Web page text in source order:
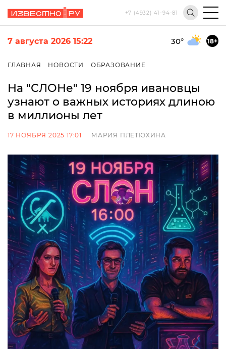
+7 (4932) 41-94-81
7 августа 2026 15:22 30° 18+
ГЛАВНАЯ НОВОСТИ ОБРАЗОВАНИЕ
На "СЛОНе" 19 ноября ивановцы
узнают о важных историях длиною
в миллионы лет
17 НОЯБРЯ 2025 17:01 МАРИЯ ПЛЕТЮХИНА